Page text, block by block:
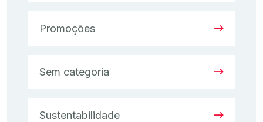
Promoções
Sem categoria
Sustentabilidade